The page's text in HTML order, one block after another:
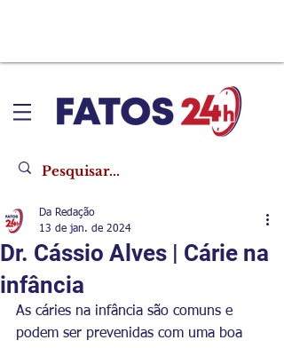
Dr. Cássio Alves | Cárie na
infância
Da Redação
13 de jan. de 2024
As cáries na infância são comuns e
podem ser prevenidas com uma boa